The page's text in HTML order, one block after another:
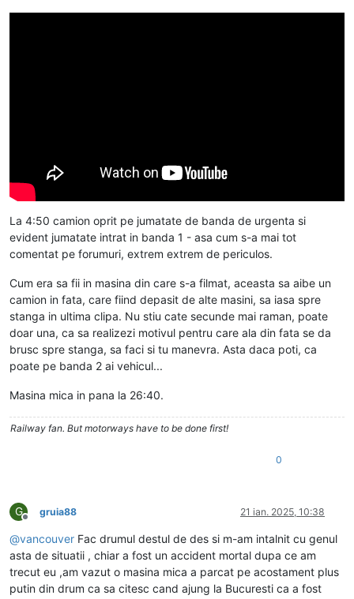
La 4:50 camion oprit pe jumatate de banda de urgenta si
evident jumatate intrat in banda 1 - asa cum s-a mai tot
comentat pe forumuri, extrem extrem de periculos.
Cum era sa fii in masina din care s-a filmat, aceasta sa aibe un
camion in fata, care fiind depasit de alte masini, sa iasa spre
stanga in ultima clipa. Nu stiu cate secunde mai raman, poate
doar una, ca sa realizezi motivul pentru care ala din fata se da
brusc spre stanga, sa faci si tu manevra. Asta daca poti, ca
poate pe banda 2 ai vehicul...
Masina mica in pana la 26:40.
Railway fan. But motorways have to be done first!
0
G
Deconectat
gruia88 21 ian. 2025, 10:38
@vancouver Fac drumul destul de des si m-am intalnit cu genul
asta de situatii , chiar a fost un accident mortal dupa ce am
trecut eu ,am vazut o masina mica a parcat pe acostament plus
putin din drum ca sa citesc cand ajung la Bucuresti ca a fost